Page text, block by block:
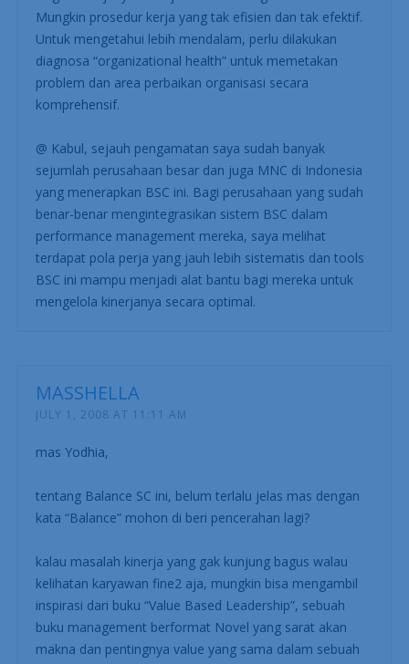
https://portalhr.com/klinikhr/strategis/4id1199.html
@ Abiem, ya kalau dari observasi karyawannya happy2
saja, namun kinerja tak kunjung melesat, there must be
“something wrong” inside. Mungkin skema penetapan
Mungkin prosedur kerja yang tak efisien dan tak efektif.
Untuk mengetahui lebih mendalam, perlu dilakukan
diagnosa “organizational health” untuk memetakan
problem dan area perbaikan organisasi secara
komprehensif.
@ Kabul, sejauh pengamatan saya sudah banyak
sejumlah perusahaan besar dan juga MNC di Indonesia
terdapat pola perja yang jauh lebih sistematis dan tools
BSC ini mampu menjadi alat bantu bagi mereka untuk
mengelola kinerjanya secara optimal.
MASSHELLA
mas Yodhia,
tentang Balance SC ini, belum terlalu jelas mas dengan
kata “Balance” mohon di beri pencerahan lagi?